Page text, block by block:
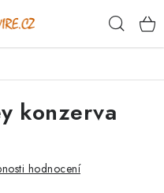
konzerva
hodnocení